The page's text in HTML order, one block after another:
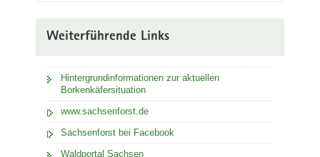
Weiterführende Links
Hintergrundinformationen zur aktuellen
Borkenkäfersituation
www.sachsenforst.de
Sachsenforst bei Facebook
Waldportal Sachsen